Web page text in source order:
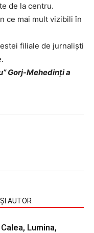
de la centru.
ce mai mult vizibili în
filiale de jurnaliști
Gorj-Mehedinți a
AUTOR
Lumina,